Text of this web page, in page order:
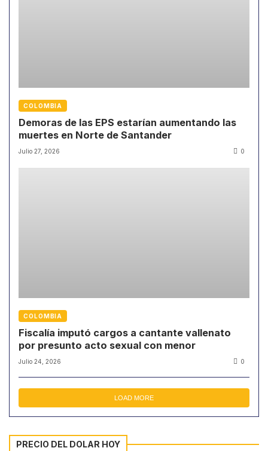
COLOMBIA
Demoras de las EPS estarían aumentando las
muertes en Norte de Santander
Julio 27, 2026 0
COLOMBIA
Fiscalía imputó cargos a cantante vallenato
por presunto acto sexual con menor
Julio 24, 2026 0
LOAD MORE
PRECIO DEL DOLAR HOY